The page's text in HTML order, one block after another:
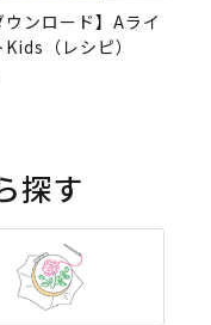
ウンロード】Aライ
（レシピ）
探す